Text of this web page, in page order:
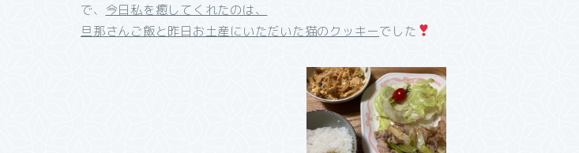
で、 今日私を癒してくれたのは、
旦那さんご飯と昨日お土産にいただいた猫のクッキーでした